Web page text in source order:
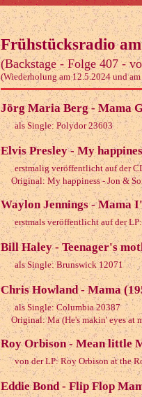
Frühstücksradio
(Backstage - Folge 407 -
(Wiederholung am 12.5.2024 und
Jörg Maria Berg - Mama
als Single: Polydor 23603
Elvis Presley - My
erstmalig veröffentlicht auf der
Original: My happiness - Jon &
Waylon Jennings - Mama
erstmals veröffentlicht auf der
Bill Haley - Teenager's
als Single: Brunswick 12071
Chris Howland - Mama
als Single: Columbia 20387
Original: Ma (He's makin' eyes at
Roy Orbison - Mean little
von der LP: Roy Orbison at the
Eddie Bond - Flip Flop